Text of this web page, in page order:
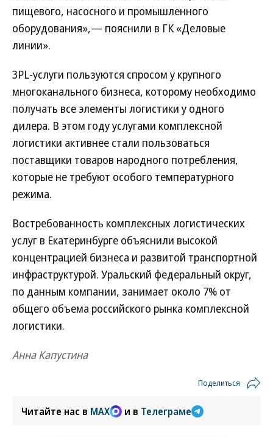
пищевого, насосного и промышленного
оборудования»,— пояснили в ГК «Деловые
линии».
3PL-услуги пользуются спросом у крупного
многоканального бизнеса, которому необходимо
получать все элементы логистики у одного
дилера. В этом году услугами комплексной
логистики активнее стали пользоваться
поставщики товаров народного потребления,
которые не требуют особого температурного
режима.
Востребованность комплексных логистических
услуг в Екатеринбурге объяснили высокой
концентрацией бизнеса и развитой транспортной
инфраструктурой. Уральский федеральный округ,
по данным компании, занимает около 7% от
общего объема российского рынка комплексной
логистики.
Анна Капустина
Поделиться
Читайте нас в MAX и в Телеграме